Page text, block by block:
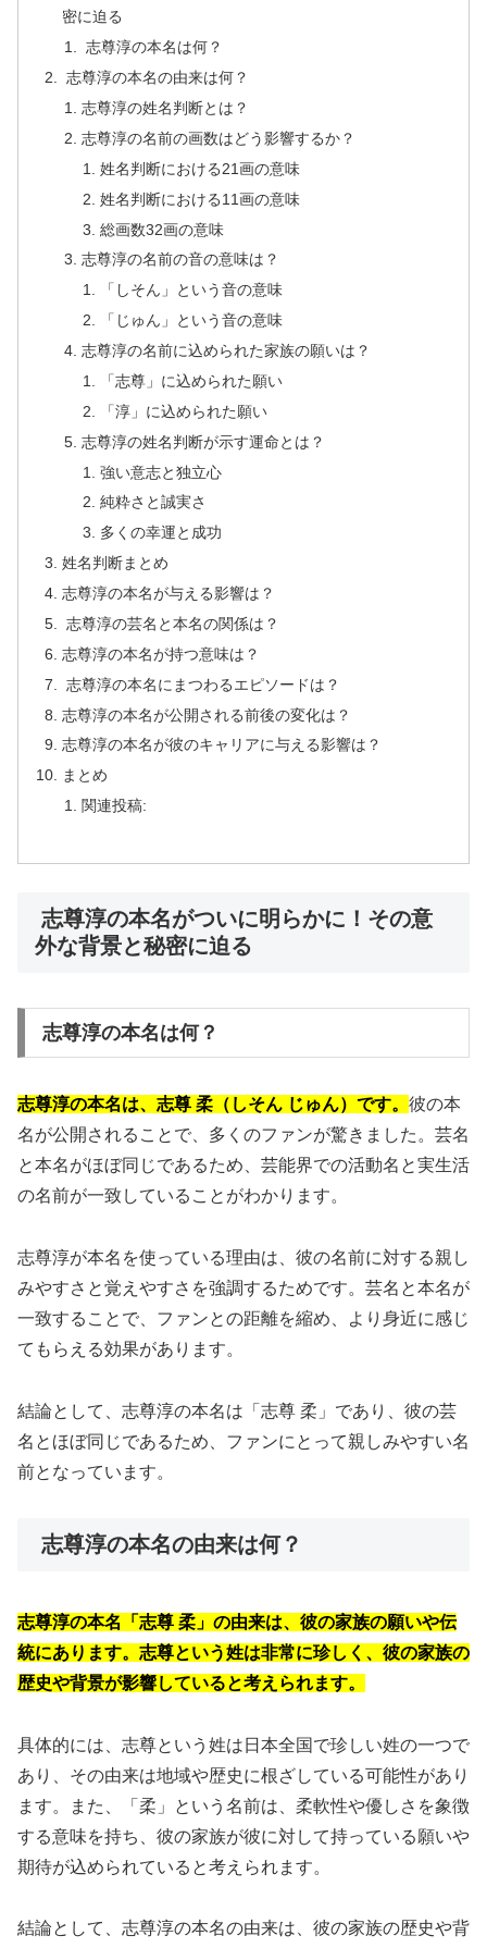
密に迫る
志尊淳の本名は何？
志尊淳の本名の由来は何？
志尊淳の姓名判断とは？
志尊淳の名前の画数はどう影響するか？
姓名判断における21画の意味
姓名判断における11画の意味
総画数32画の意味
志尊淳の名前の音の意味は？
「しそん」という音の意味
「じゅん」という音の意味
志尊淳の名前に込められた家族の願いは？
「志尊」に込められた願い
「淳」に込められた願い
志尊淳の姓名判断が示す運命とは？
強い意志と独立心
純粋さと誠実さ
多くの幸運と成功
姓名判断まとめ
志尊淳の本名が与える影響は？
志尊淳の芸名と本名の関係は？
志尊淳の本名が持つ意味は？
志尊淳の本名にまつわるエピソードは？
志尊淳の本名が公開される前後の変化は？
志尊淳の本名が彼のキャリアに与える影響は？
まとめ
関連投稿:
志尊淳の本名がついに明らかに！その意
外な背景と秘密に迫る
志尊淳の本名は何？
志尊淳の本名は、志尊 柔（しそん じゅん）です。 彼の本
名が公開されることで、多くのファンが驚きました。芸名
と本名がほぼ同じであるため、芸能界での活動名と実生活
の名前が一致していることがわかります。
志尊淳が本名を使っている理由は、彼の名前に対する親し
みやすさと覚えやすさを強調するためです。芸名と本名が
一致することで、ファンとの距離を縮め、より身近に感じ
てもらえる効果があります。
結論として、志尊淳の本名は「志尊 柔」であり、彼の芸
名とほぼ同じであるため、ファンにとって親しみやすい名
前となっています。
志尊淳の本名の由来は何？
志尊淳の本名「志尊 柔」の由来は、彼の家族の願いや伝
統にあります。志尊という姓は非常に珍しく、彼の家族の
歴史や背景が影響していると考えられます。
具体的には、志尊という姓は日本全国で珍しい姓の一つで
あり、その由来は地域や歴史に根ざしている可能性があり
ます。また、「柔」という名前は、柔軟性や優しさを象徴
する意味を持ち、彼の家族が彼に対して持っている願いや
期待が込められていると考えられます。
結論として、志尊淳の本名の由来は、彼の家族の歴史や背